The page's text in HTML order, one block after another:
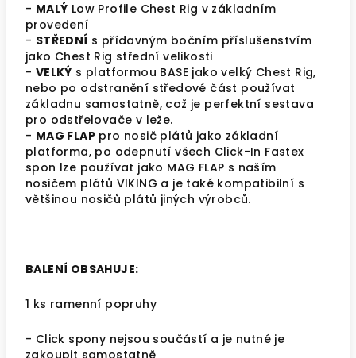
- MALÝ Low Profile Chest Rig v základním
provedení
- STŘEDNÍ s přídavným bočním příslušenstvím
jako Chest Rig střední velikosti
- VELKÝ s platformou BASE jako velký Chest Rig,
nebo po odstranění středové část používat
základnu samostatně, což je perfektní sestava
pro odstřelovače v leže.
- MAG FLAP pro nosič plátů jako základní
platforma, po odepnutí všech Click-In Fastex
spon lze používat jako MAG FLAP s naším
nosičem plátů VIKING a je také kompatibilní s
většinou nosičů plátů jiných výrobců.
BALENÍ OBSAHUJE:
1 ks ramenní popruhy
- Click spony nejsou součástí a je nutné je
zakoupit samostatně